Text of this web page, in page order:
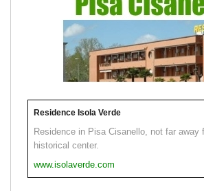
Residence Isola Verde
Residence in Pisa Cisanello, not far away
historical center.
www.isolaverde.com